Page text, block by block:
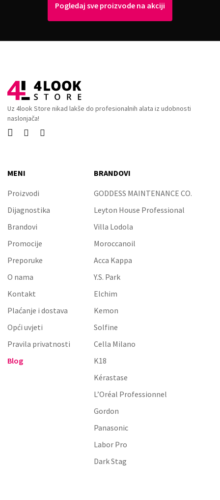
Pogledaj sve proizvode na akciji
Uz 4look Store nikad lakše do profesionalnih alata iz udobnosti
naslonjača!
  
MENI
Proizvodi
Dijagnostika
Brandovi
Promocije
Preporuke
O nama
Kontakt
Plaćanje i dostava
Opći uvjeti
Pravila privatnosti
Blog
BRANDOVI
GODDESS MAINTENANCE CO.
Leyton House Professional
Villa Lodola
Moroccanoil
Acca Kappa
Y.S. Park
Elchim
Kemon
Solfine
Cella Milano
K18
Kérastase
L’Oréal Professionnel
Gordon
Panasonic
Labor Pro
Dark Stag